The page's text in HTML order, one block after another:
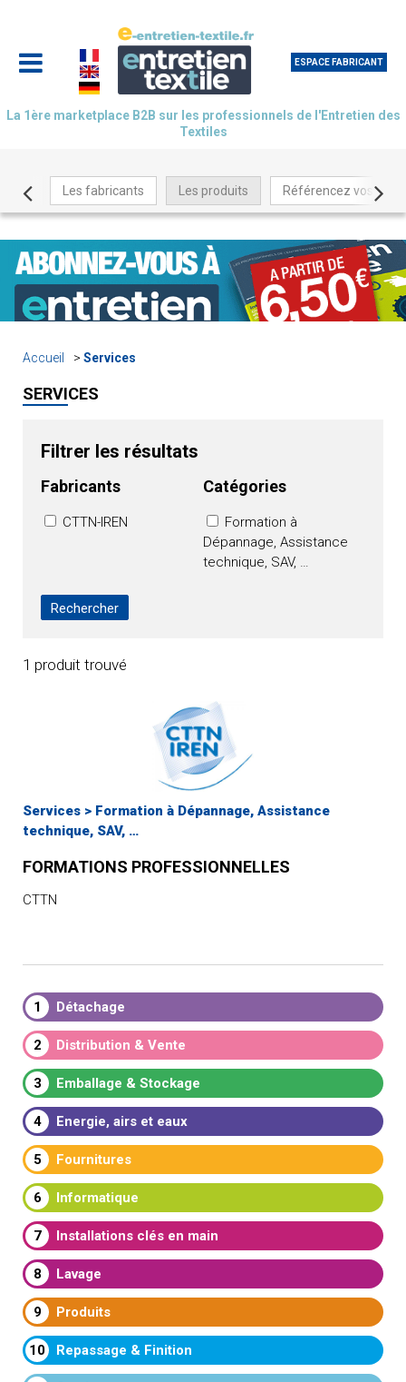
ESPACE FABRICANT
La 1ère marketplace B2B sur les professionnels de l'Entretien des
Textiles
Les fabricants Les produits Référencez vos
Accueil Services
SERVICES
Filtrer les résultats
Fabricants
CTTN-IREN
Catégories
Formation à
Dépannage, Assistance
technique, SAV, …
1 produit trouvé
Services > Formation à Dépannage, Assistance
technique, SAV, …
FORMATIONS PROFESSIONNELLES
CTTN
1 Détachage
2 Distribution & Vente
3 Emballage & Stockage
4 Energie, airs et eaux
5 Fournitures
6 Informatique
7 Installations clés en main
8 Lavage
9 Produits
10 Repassage & Finition